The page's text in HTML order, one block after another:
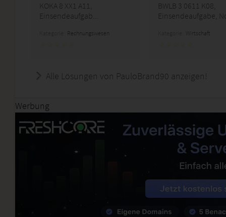
KOKA 8 XX1 A11,
Einsendeaufgab...
Rechnungswesen
BWLB 3 0611 K08,
Einsendeaufgabe,
Wirtschaft
Alle Lösungen von PauloBrand90 anzeigen!
Werbung